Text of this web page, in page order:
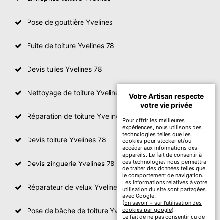
Pose de gouttière Yvelines
Fuite de toiture Yvelines 78
Devis tuiles Yvelines 78
Nettoyage de toiture Yvelines
Réparation de toiture Yvelines 78
Devis toiture Yvelines 78
Devis zinguerie Yvelines 78
Réparateur de velux Yvelines 78
Pose de bâche de toiture Yvelines 78
Votre Artisan respecte
votre vie privée
Pour offrir les meilleures
expériences, nous utilisons des
technologies telles que les
cookies pour stocker et/ou
accéder aux informations des
appareils. Le fait de consentir à
ces technologies nous permettra
de traiter des données telles que
le comportement de navigation.
Les informations relatives à votre
utilisation du site sont partagées
avec Google.
(En savoir + sur l'utilisation des
cookies par google)
Le fait de ne pas consentir ou de